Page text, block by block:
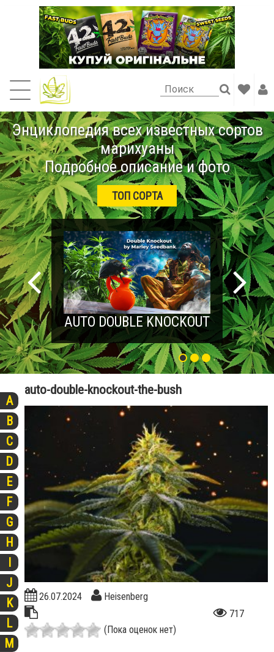
Энциклопедия всех известных сортов
марихуаны
Подробное описание и фото
ТОП СОРТА
AUTO DOUBLE KNOCKOUT
A
B
C
D
E
F
G
H
I
J
K
L
M
auto-double-knockout-the-bush
26.07.2024
Heisenberg
717
(Пока оценок нет)